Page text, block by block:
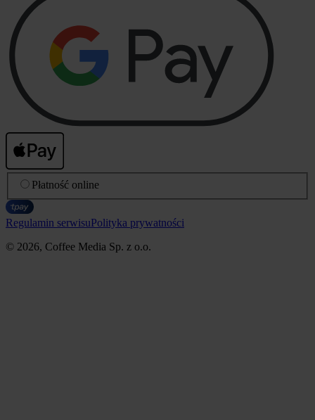
Płatność online
Regulamin serwisuPolityka prywatności
© 2026, Coffee Media Sp. z o.o.